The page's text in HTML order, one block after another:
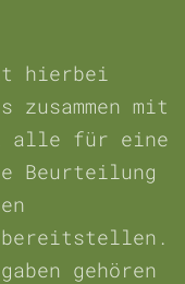
hierbei
zusammen mit
alle für eine
Beurteilung
bereitstellen.
gehören